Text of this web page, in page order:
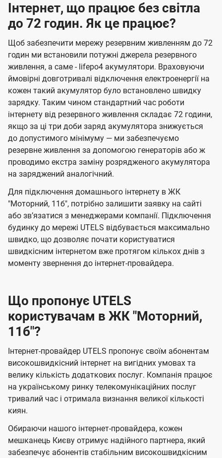
Інтернет, що працює без світла
до 72 годин. Як це працює?
Щоб забезпечити мережу резервним живленням до 72
годин ми встановили потужні джерела резервного
живлення, а саме - lifepo4 акумулятори. Враховуючи
ймовірні довготривалі відключення електроенергії на
кожен такий акумулятор було встановлено швидку
зарядку. Таким чином стандартний час роботи
інтернету від резервного живлення складає 72 години,
якщо за ці три доби заряд акумулятора знижується
до допустимого мінімуму — ми забезпечуємо
резервне живлення за допомогою генераторів або ж
проводимо екстра заміну розрядженого акумулятора
на заряджений аналогічний.
Для підключення домашнього інтернету в ЖК
"Моторний, 11б", потрібно залишити заявку на сайті
або звʼязатися з менеджерами компанії. Підключення
будинку до мережі UTELS відбувається максимально
швидко, що дозволяє почати користуватися
швидкісним інтернетом вже протягом кількох днів з
моменту звернення до інтернет-провайдера.
Що пропонує UTELS
користувачам в ЖК "Моторний,
11б"?
Інтернет-провайдер UTELS пропонує своїм абонентам
високошвидкісний інтернет на вигідних умовах та
велику кількість додаткових послуг. Компанія працює
на українському ринку телекомунікаційних послуг
тривалий час і отримала визнання великої кількості
киян.
Обираючи нашого інтернет-провайдера, кожен
мешканець Києву отримує надійного партнера, який
забезпечує абонентів стабільним високошвидкісним